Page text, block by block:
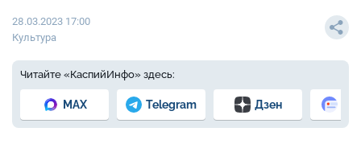
28.03.2023 17:00
Культура
Читайте «КаспийИнфо» здесь:
MAX Telegram Дзен